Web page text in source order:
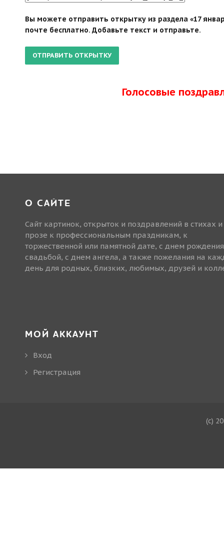
Вы можете отправить открытку из раздела «17
почте бесплатно. Добавьте текст и отправьте.
Голосовые
О САЙТЕ
Сайт картинок, открыток и поздравлений в стихах и
прозе к профессиональным праздникам, к
торжественной или памятной дате, с днем
свадьбой, с днем ангела, а также пожелания на
день для родных, близких, любимых, друзей и
МОЙ АККАУНТ
Вход
Регистрация
(c)